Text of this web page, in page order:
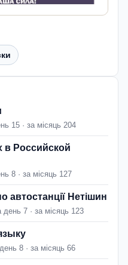
15 · за місяць 204
в Российской
8 · за місяць 127
автостанції Нетішин
день 7 · за місяць 123
8 · за місяць 66